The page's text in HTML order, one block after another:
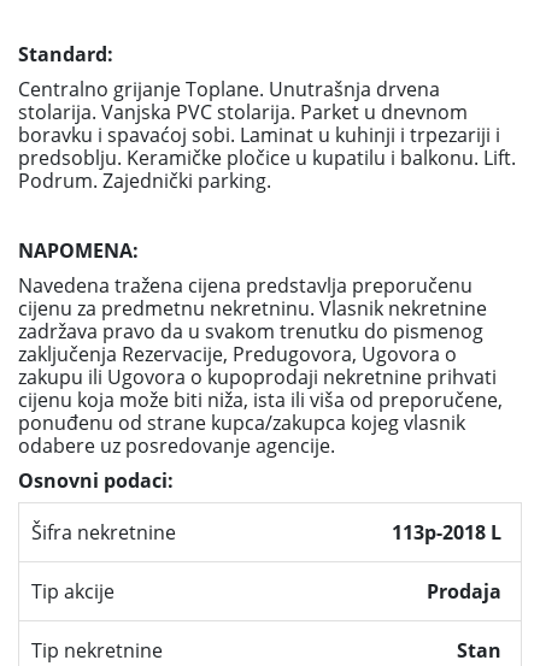
Standard:
Centralno grijanje Toplane. Unutrašnja drvena
stolarija. Vanjska PVC stolarija. Parket u dnevnom
boravku i spavaćoj sobi. Laminat u kuhinji i trpezariji i
predsoblju. Keramičke pločice u kupatilu i balkonu. Lift.
Podrum. Zajednički parking.
NAPOMENA:
Navedena tražena cijena predstavlja preporučenu
cijenu za predmetnu nekretninu. Vlasnik nekretnine
zadržava pravo da u svakom trenutku do pismenog
zaključenja Rezervacije, Predugovora, Ugovora o
zakupu ili Ugovora o kupoprodaji nekretnine prihvati
cijenu koja može biti niža, ista ili viša od preporučene,
ponuđenu od strane kupca/zakupca kojeg vlasnik
odabere uz posredovanje agencije.
Osnovni podaci:
Šifra nekretnine
113p-2018 L
Tip akcije Prodaja
Tip nekretnine Stan